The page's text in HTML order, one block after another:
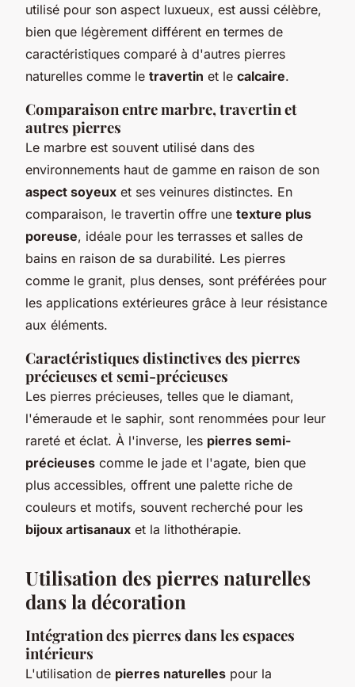
utilisé pour son aspect luxueux, est aussi célèbre,
bien que légèrement différent en termes de
caractéristiques comparé à d'autres pierres
naturelles comme le travertin et le calcaire.
Comparaison entre marbre, travertin et
autres pierres
Le marbre est souvent utilisé dans des
environnements haut de gamme en raison de son
aspect soyeux et ses veinures distinctes. En
comparaison, le travertin offre une texture plus
poreuse, idéale pour les terrasses et salles de
bains en raison de sa durabilité. Les pierres
comme le granit, plus denses, sont préférées pour
les applications extérieures grâce à leur résistance
aux éléments.
Caractéristiques distinctives des pierres
précieuses et semi-précieuses
Les pierres précieuses, telles que le diamant,
l'émeraude et le saphir, sont renommées pour leur
rareté et éclat. À l'inverse, les pierres semi-
précieuses comme le jade et l'agate, bien que
plus accessibles, offrent une palette riche de
couleurs et motifs, souvent recherché pour les
bijoux artisanaux et la lithothérapie.
Utilisation des pierres naturelles
dans la décoration
Intégration des pierres dans les espaces
intérieurs
L'utilisation de pierres naturelles pour la